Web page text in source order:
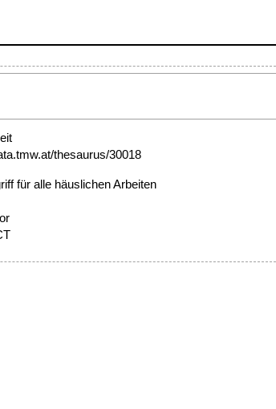
thesaurus/30018
für alle häuslichen Arbeiten